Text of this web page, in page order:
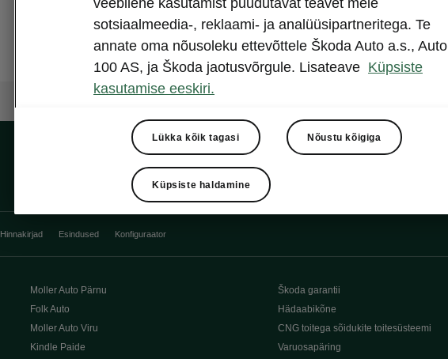
Näita
Hinnakirjad Esindused Konfiguraator
Moller Auto Pärnu
Folk Auto
Moller Auto Viru
Kindle Paide
Škoda garantii
Hädaabikõne
CNG toitega sõidukite toitesüsteemi
Varuosapäring
veebilehe kasutamist puudutavat teavet meie
sotsiaalmeedia-, reklaami- ja analüüsipartneritega. Te
annate oma nõusoleku ettevõttele Škoda Auto a.s., Auto
100 AS, ja Škoda jaotusvõrgule. Lisateave Küpsiste
kasutamise eeskiri.
Lükka kõik tagasi Nõustu kõigiga
Küpsiste haldamine